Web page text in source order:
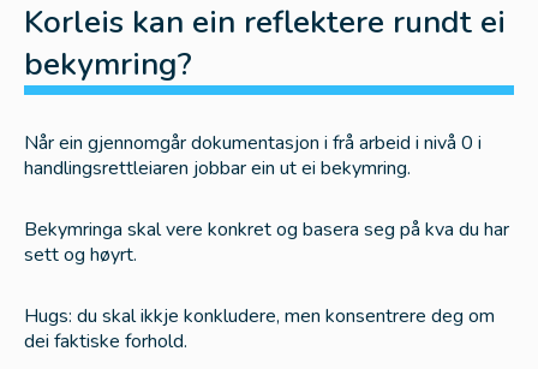
Korleis kan ein reflektere rundt ei
bekymring?
Når ein gjennomgår dokumentasjon i frå arbeid i nivå 0 i
handlingsrettleiaren jobbar ein ut ei bekymring.
Bekymringa skal vere konkret og basera seg på kva du har
sett og høyrt.
Hugs: du skal ikkje konkludere, men konsentrere deg om
dei faktiske forhold.
Rutine for bruk av ressursteam i skule og barnehage
Rettleiings- og konsultasjonsteam
Stafettlogg
Bruk av stafettlogg ved overgangar i skule og
barnehage
Informasjon om stafettlogg til tilsette